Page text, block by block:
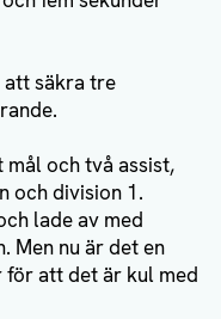
säkra tre
mål och två assist,
och division 1.
lade av med
Men nu är det en
att det är kul med